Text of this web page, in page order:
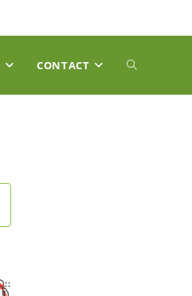
CONTACT TOGGLE